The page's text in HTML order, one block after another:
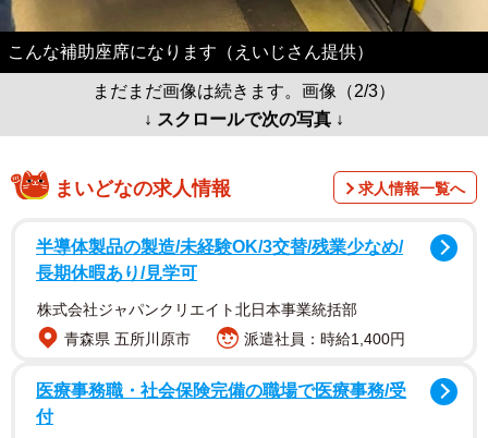
こんな補助座席になります（えいじさん提供）
まだまだ画像は続きます。画像（2/3）
↓ スクロールで次の写真 ↓
まいどなの求人情報 求人情報一覧へ
半導体製品の製造/未経験OK/3交替/残業少なめ/
長期休暇あり/見学可
株式会社ジャパンクリエイト北日本事業統括部
青森県 五所川原市
派遣社員：時給1,400円
医療事務職・社会保険完備の職場で医療事務/受
付